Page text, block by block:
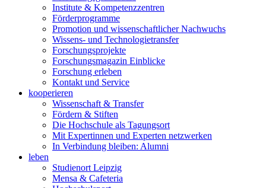
Institute & Kompetenzzentren
Förderprogramme
Promotion und wissenschaftlicher Nachwuchs
Wissens- und Technologietransfer
Forschungsprojekte
Forschungsmagazin Einblicke
Forschung erleben
Kontakt und Service
kooperieren
Wissenschaft & Transfer
Fördern & Stiften
Die Hochschule als Tagungsort
Mit Expertinnen und Experten netzwerken
In Verbindung bleiben: Alumni
leben
Studienort Leipzig
Mensa & Cafeteria